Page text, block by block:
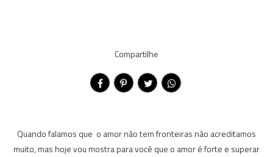
Compartilhe
Quando falamos que o amor não tem fronteiras não acreditamos
muito, mas hoje vou mostra para você que o amor é forte e superar